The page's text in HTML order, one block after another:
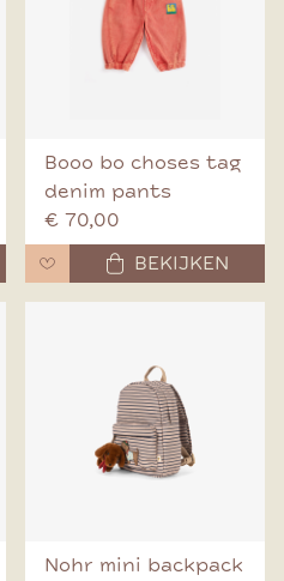
Booo bo choses tag
denim pants
€ 70,00
BEKIJKEN
Nohr mini backpack